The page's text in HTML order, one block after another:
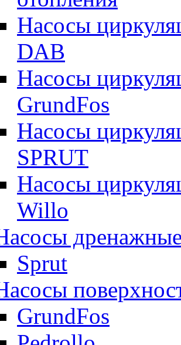
Насосы
DAB
Насосы
GrundFos
Насосы
SPRUT
Насосы
Willo
Sprut
GrundFos